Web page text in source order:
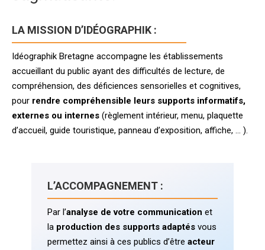
LA MISSION D’IDÉOGRAPHIK :
Idéographik Bretagne accompagne les établissements
accueillant du public ayant des difficultés de lecture, de
compréhension, des déficiences sensorielles et cognitives,
pour rendre compréhensible leurs supports informatifs,
externes ou internes (règlement intérieur, menu, plaquette
d’accueil, guide touristique, panneau d’exposition, affiche, … ).
L’ACCOMPAGNEMENT :
Par l’analyse de votre communication et
la production des supports adaptés vous
permettez ainsi à ces publics d’êtreacteur